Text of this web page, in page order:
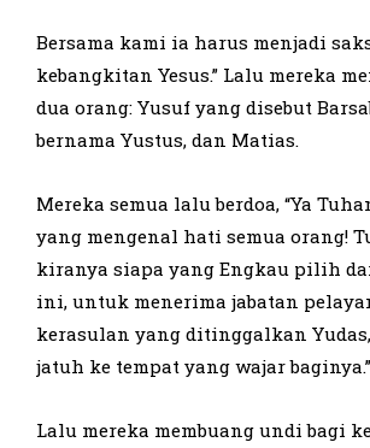
Bersama kami ia harus menjadi
kebangkitan Yesus.” Lalu mereka
dua orang: Yusuf yang disebut
bernama Yustus, dan Matias.
Mereka semua lalu berdoa, “Ya
yang mengenal hati semua orang!
kiranya siapa yang Engkau pilih
ini, untuk menerima jabatan
kerasulan yang ditinggalkan
jatuh ke tempat yang wajar baginya.”
Lalu mereka membuang undi bagi